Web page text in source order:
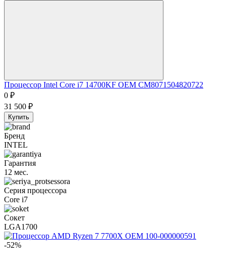
Процессор Intel Core i7 14700KF OEM CM8071504820722
0 ₽
31 500 ₽
Купить
Бренд
INTEL
Гарантия
12 мес.
Серия процессора
Core i7
Сокет
LGA1700
-52%